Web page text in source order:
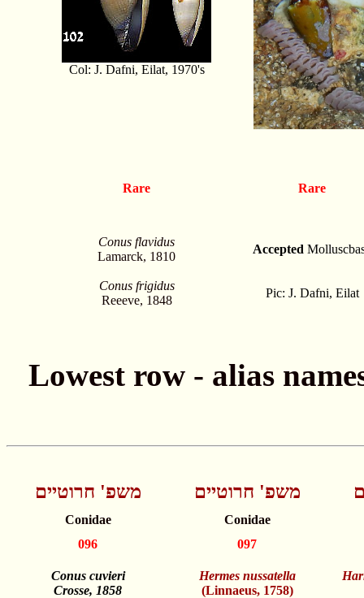
Col: J. Dafni, Eilat, 1970's
Rare Rare
Conus flavidus
Lamarck, 1810
Conus frigidus
Reeeve, 1848
Accepted
Pic: J. Dafni, Eilat
משפ' חרוטיים משפ' חרוטיים
Conidae
Conidae
096
097
Conus cuvieri
Crosse, 1858
Hermes nussatella
(Linnaeus, 1758)